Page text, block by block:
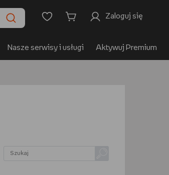
Zaloguj się
Nasze serwisy i usługi Aktywuj Premium